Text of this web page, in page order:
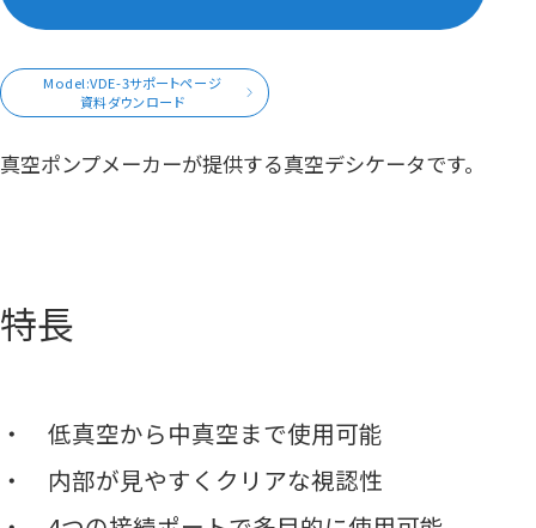
Model:VDE-3サポートページ
資料ダウンロード
真空ポンプメーカーが提供する真空デシケータです。
特長
低真空から中真空まで使用可能
内部が見やすくクリアな視認性